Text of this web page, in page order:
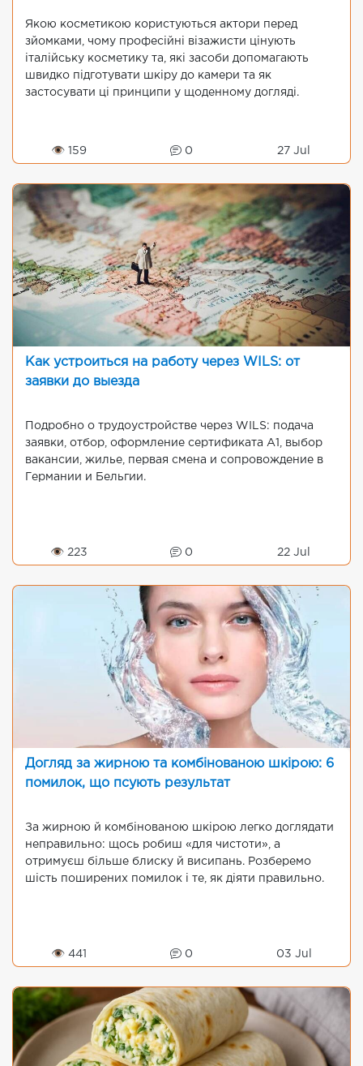
Якою косметикою користуються актори перед
зйомками, чому професійні візажисти цінують
італійську косметику та, які засоби допомагають
швидко підготувати шкіру до камери та як
застосувати ці принципи у щоденному догляді.
👁 159 0 27 Jul
Как устроиться на работу через WILS: от
заявки до выезда
Подробно о трудоустройстве через WILS: подача
заявки, отбор, оформление сертификата A1, выбор
вакансии, жилье, первая смена и сопровождение в
Германии и Бельгии.
👁 223 0 22 Jul
Догляд за жирною та комбінованою шкірою: 6
помилок, що псують результат
За жирною й комбінованою шкірою легко доглядати
неправильно: щось робиш «для чистоти», а
отримуєш більше блиску й висипань. Розберемо
шість поширених помилок і те, як діяти правильно.
👁 441 0 03 Jul